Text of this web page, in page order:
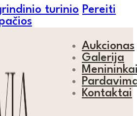
turinio Pereiti
Aukcionas
Galerija
Kontaktai